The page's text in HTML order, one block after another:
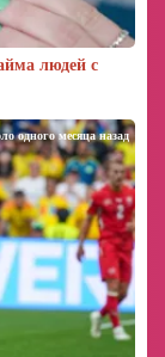
людей с
одного месяца назад